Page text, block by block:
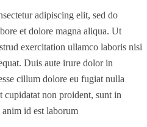
adipiscing elit, sed do
et dolore magna aliqua. Ut
exercitation ullamco laboris nisi
Duis aute irure dolor in
cillum dolore eu fugiat nulla
cupidatat non proident, sunt in
id est laborum